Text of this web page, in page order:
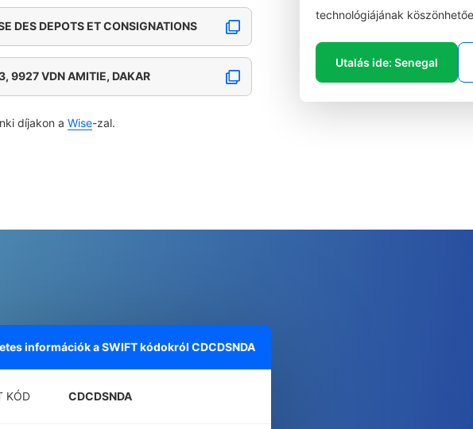
DES DEPOTS ET CONSIGNATIONS
9927 VDN AMITIE, DAKAR
díjakon a Wise-zal.
technológiájának
Utalás ide: Senegal
információk a SWIFT kódokról CDCDSNDA
KÓD CDCDSNDA